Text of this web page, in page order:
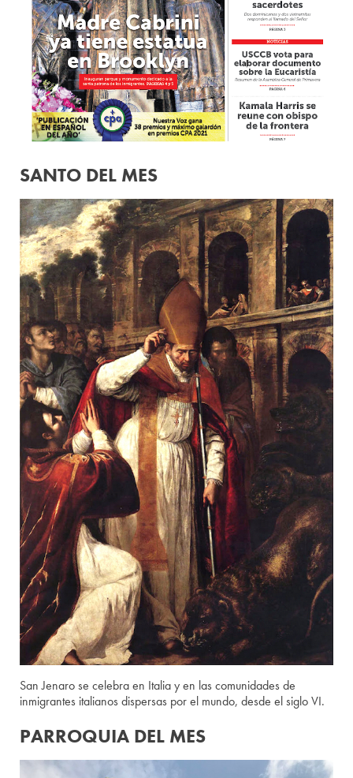
SANTO DEL MES
San Jenaro se celebra en Italia y en las comunidades de
inmigrantes italianos dispersas por el mundo, desde el siglo VI.
PARROQUIA DEL MES